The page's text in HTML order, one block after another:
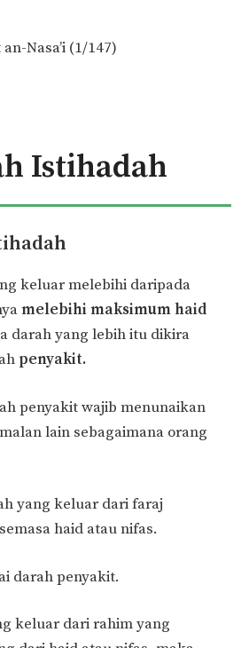
Nasa’i (1/147)
Istihadah
keluar melebihi daripada
melebihi maksimum haid
darah yang lebih itu dikira
penyakit.
penyakit wajib menunaikan
lain sebagaimana orang
yang keluar dari faraj
haid atau nifas.
darah penyakit.
keluar dari rahim yang